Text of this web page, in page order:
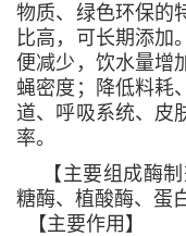
物质、绿色环保的
比高，可长期添加
便减少，饮水量增
蝇密度；降低料耗
道、呼吸系统、皮
率。
【主要组成酶
糖酶、植酸酶、蛋
【主要作用】